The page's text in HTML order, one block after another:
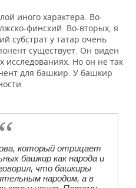
иного характера. Во-
финский. Во-вторых, я
субстрат у татар очень
существует. Он виден
исследованиях. Но он не так
для башкир. У башкир
который отрицает
башкир как народа и
что башкиры
народом, а в